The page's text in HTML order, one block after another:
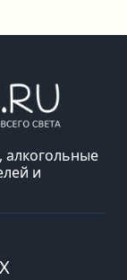
алкогольные
и